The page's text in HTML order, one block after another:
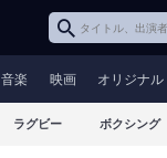
音楽 映画 オリジナル
ラグビー ボクシング